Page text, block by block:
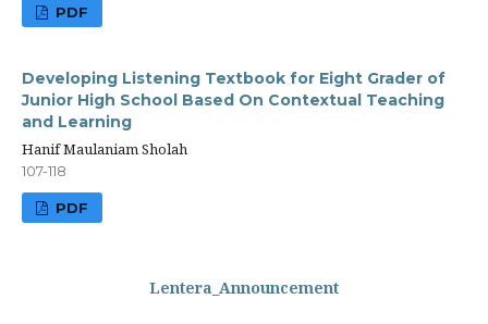
PDF
Developing Listening Textbook for Eight Grader of
Junior High School Based On Contextual Teaching
and Learning
Hanif Maulaniam Sholah
107-118
PDF
Lentera_Announcement